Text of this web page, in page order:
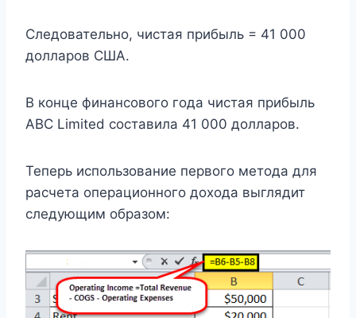
Следовательно, чистая прибыль = 41 000
долларов США.
В конце финансового года чистая прибыль
ABC Limited составила 41 000 долларов.
Теперь использование первого метода для
расчета операционного дохода выглядит
следующим образом: